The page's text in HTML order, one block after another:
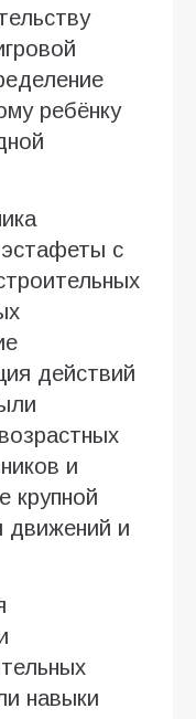
ребёнку
с
действий
и
крупной
движений и
навыки